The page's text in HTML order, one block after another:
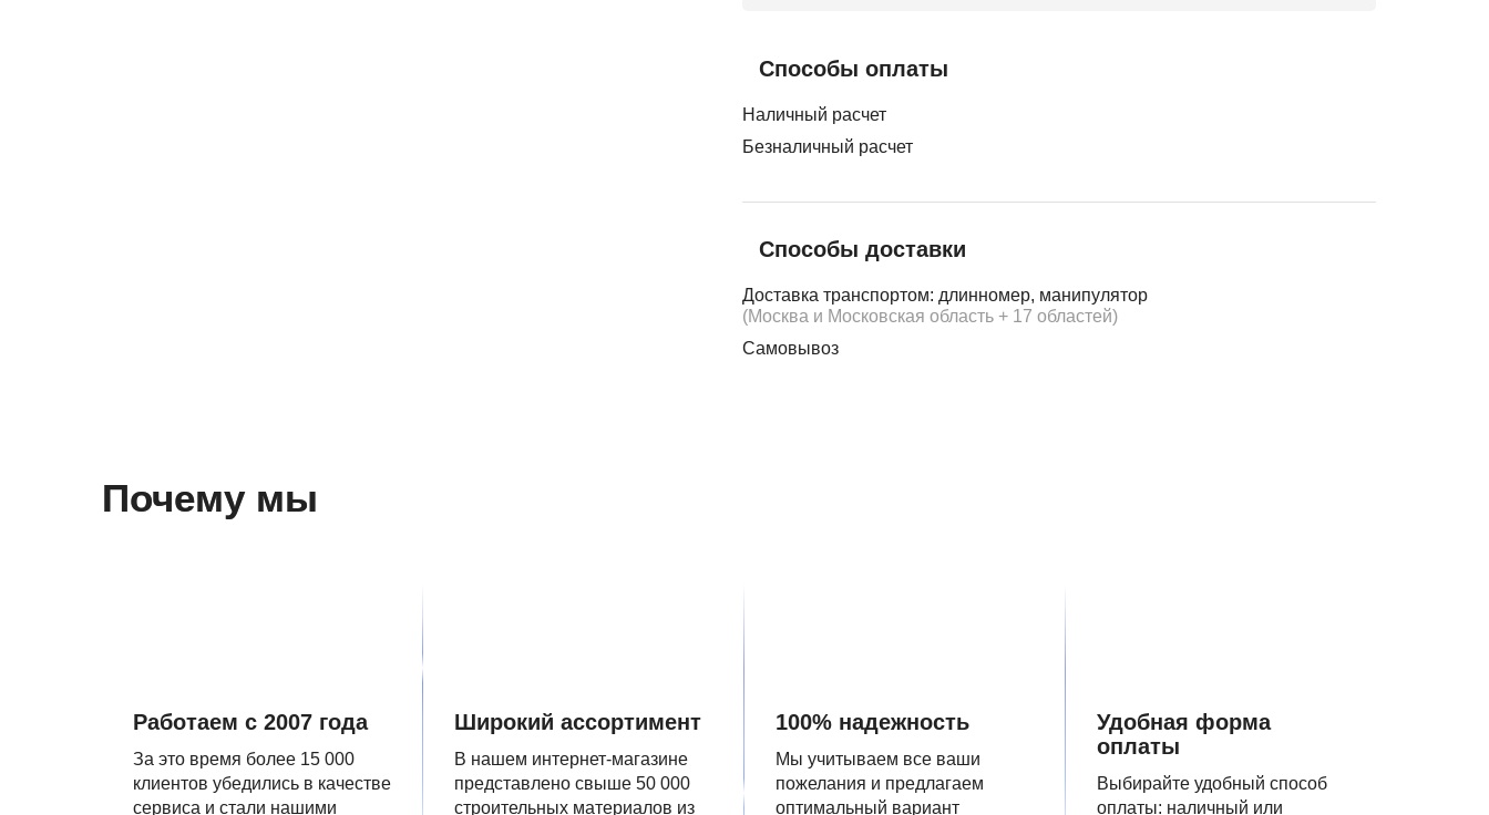
Способы оплаты
Наличный расчет
Безналичный расчет
Способы доставки
Доставка транспортом: длинномер, манипулятор
(Москва и Московская область + 17 областей)
Самовывоз
Почему мы
Работаем с 2007 года
За это время более 15 000
клиентов убедились в качестве
сервиса и стали нашими
Широкий ассортимент
В нашем интернет-магазине
представлено свыше 50 000
строительных материалов из
100% надежность
Мы учитываем все ваши
пожелания и предлагаем
оптимальный вариант
Удобная форма
оплаты
Выбирайте удобный способ
оплаты: наличный или